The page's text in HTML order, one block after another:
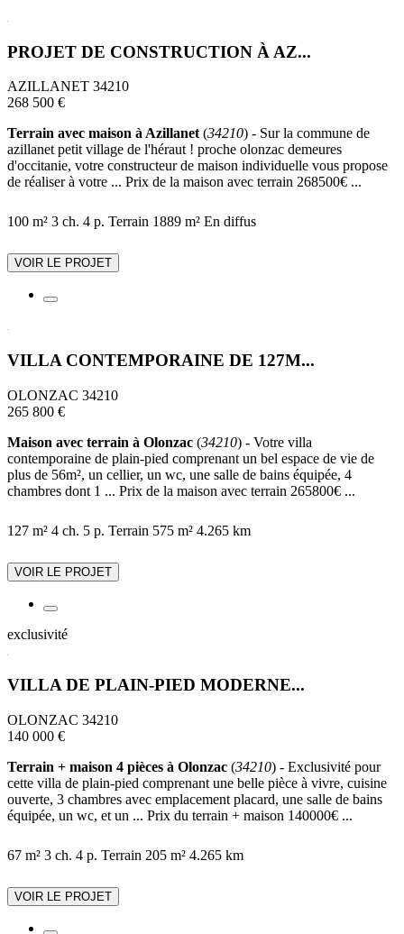
PROJET DE CONSTRUCTION À AZ...
AZILLANET 34210
268 500 €
Terrain avec maison à Azillanet (34210) - Sur la commune de
azillanet petit village de l'héraut ! proche olonzac demeures
d'occitanie, votre constructeur de maison individuelle vous propose
de réaliser à votre ... Prix de la maison avec terrain 268500€ ...
100 m² 3 ch. 4 p. Terrain 1889 m² En diffus
VOIR LE PROJET
VILLA CONTEMPORAINE DE 127M...
OLONZAC 34210
265 800 €
Maison avec terrain à Olonzac (34210) - Votre villa
contemporaine de plain-pied comprenant un bel espace de vie de
plus de 56m², un cellier, un wc, une salle de bains équipée, 4
chambres dont 1 ... Prix de la maison avec terrain 265800€ ...
127 m² 4 ch. 5 p. Terrain 575 m² 4.265 km
VOIR LE PROJET
exclusivité
VILLA DE PLAIN-PIED MODERNE...
OLONZAC 34210
140 000 €
Terrain + maison 4 pièces à Olonzac (34210) - Exclusivité pour
cette villa de plain-pied comprenant une belle pièce à vivre, cuisine
ouverte, 3 chambres avec emplacement placard, une salle de bains
équipée, un wc, et un ... Prix du terrain + maison 140000€ ...
67 m² 3 ch. 4 p. Terrain 205 m² 4.265 km
VOIR LE PROJET